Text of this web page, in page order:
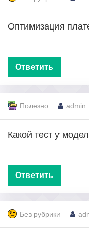
Оптимизация
Ответить
Полезно admin
Какой тест у
Ответить
Без рубрики